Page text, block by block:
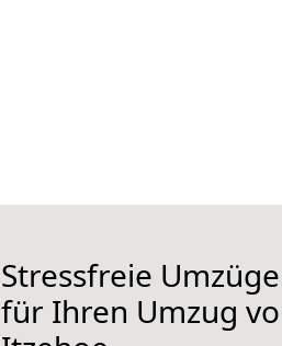
Stressfreie
für Ihren Umzug